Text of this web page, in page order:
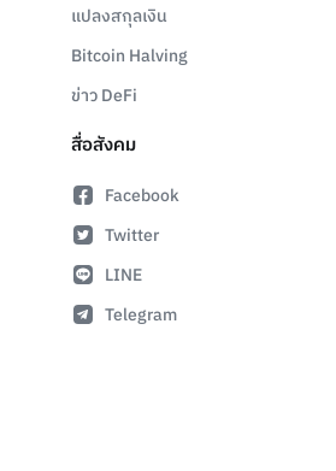
แปลงสกุลเงิน
Bitcoin Halving
ข่าว DeFi
สื่อสังคม
Facebook
Twitter
LINE
Telegram